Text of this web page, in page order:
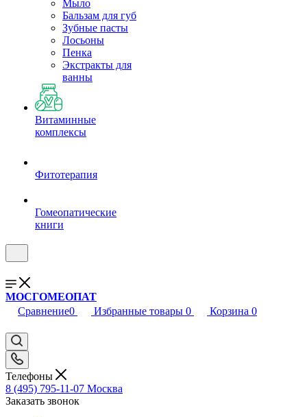
Мыло
Бальзам для губ
Зубные пасты
Лосьоны
Пенка
Экстракты для
ванны
Витаминные
комплексы
Фитотерапия
Гомеопатические
книги
МОСГОМЕОПАТ
Сравнение0 Избранные товары 0 Корзина 0
Телефоны
8 (495) 795-11-07 Москва
Заказать звонок